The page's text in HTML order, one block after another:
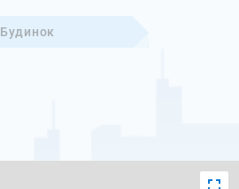
Будинок